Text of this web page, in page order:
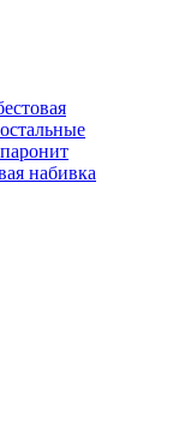
набивка